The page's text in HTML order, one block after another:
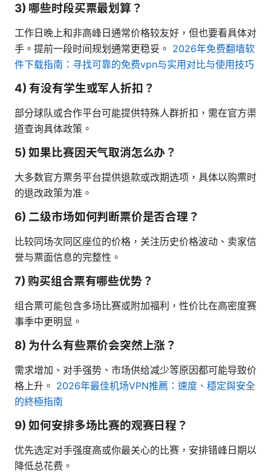
3) 哪些时段买票最划算？
工作日晚上和非高峰日通常价格较友好，但也要看具体对
手。提前一段时间规划通常更稳妥。 2026年免费翻墙软
件下载指南：寻找可靠的免费vpn与实用对比与使用技巧
4) 有没有学生或军人折扣？
部分球队或合作平台可能提供特殊人群折扣，需在官方渠
道查询具体政策。
5) 如果比赛因天气取消怎么办？
大多数官方票务平台提供退款或改期选项，具体以购票时
的退改政策为准。
6) 二级市场如何判断票价是否合理？
比较同场次同区座位的价格，关注历史价格波动、卖家信
誉与票面信息的完整性。
7) 购买组合票有哪些优势？
组合票可能包含多场比赛或附加福利，性价比在高密度赛
事季中更明显。
8) 为什么有些票价会突然上涨？
需求增加、对手强势、市场供给减少等原因都可能导致价
格上升。 2026年最佳机场VPN推薦：速度、穩定與安全
的終極指南
9) 如何安排多场比赛的观赛日程？
优先选定对手强度高或你最关心的比赛，安排错峰日期以
降低总花费。